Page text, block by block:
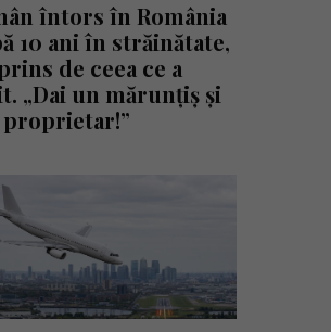
întors în România
10 ani în străinătate,
de ceea ce a
„Dai un mărunțiș și
proprietar!”